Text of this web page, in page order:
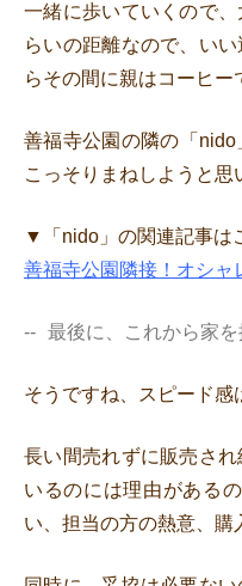
一緒に歩いていくので
らいの距離なので、い
らその間に親はコーヒ
善福寺公園の隣の「
こっそりまねしようと
▼「nido」の関連記事は
善福寺公園隣接！オシ
最後に、これから家
そうですね、スピード感
長い間売れずに販売さ
いるのには理由がある
い、担当の方の熱意、